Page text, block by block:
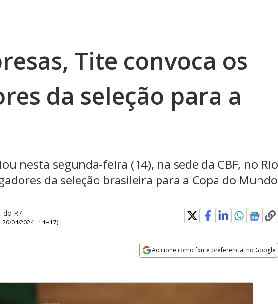
Tite convoca os
da seleção para a
nesta segunda-feira (14), na sede da CBF, no Rio
da seleção brasileira para a Copa do Mundo
do R7
20/04/2024 - 14H17)
Adicione como fonte preferencial no Google